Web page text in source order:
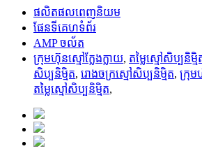
ផលិតផលពេញនិយម
ផែនទីគេហទំព័រ
AMP ចល័ត
ក្រុមហ៊ុនស្មៅក្លែងក្លាយ, តម្លៃស្មៅសិប្បនិម្មិ
សិប្បនិម្មិត, រោងចក្រស្មៅសិប្បនិម្មិត, ក្រុម
តម្លៃស្មៅសិប្បនិម្មិត,